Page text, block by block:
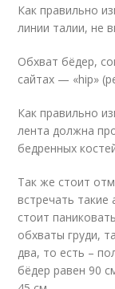
Как правильно
линии талии, не
Обхват бёдер,
сайтах — «hip»
Как правильно
лента должна
бедренных
Так же стоит
встречать
стоит
обхваты груди,
два, то есть –
бёдер равен 90